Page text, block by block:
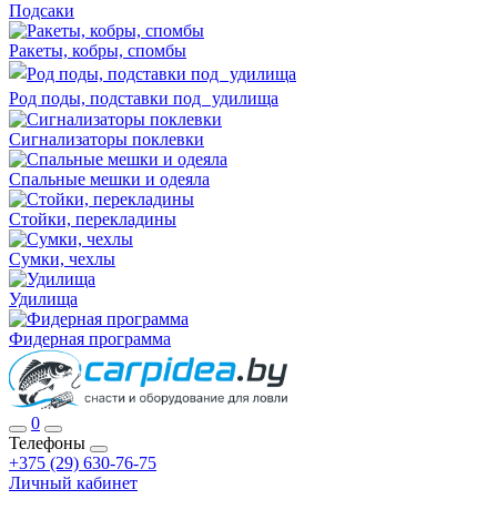
Подсаки
Ракеты, кобры, спомбы
Род поды, подставки под удилища
Сигнализаторы поклевки
Спальные мешки и одеяла
Стойки, перекладины
Сумки, чехлы
Удилища
Фидерная программа
0
Телефоны
+375 (29) 630-76-75
Личный кабинет